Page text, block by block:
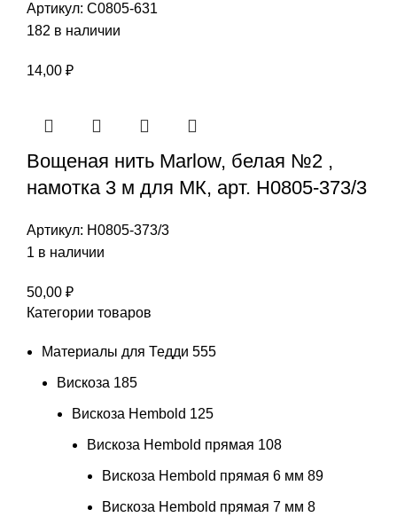
Артикул: С0805-631
182 в наличии
14,00 ₽
Вощеная нить Marlow, белая №2 ,
намотка 3 м для МК, арт. Н0805-373/3
Артикул: Н0805-373/3
1 в наличии
50,00 ₽
Категории товаров
Материалы для Тедди 555
Вискоза 185
Вискоза Hembold 125
Вискоза Hembold прямая 108
Вискоза Hembold прямая 6 мм 89
Вискоза Hembold прямая 7 мм 8